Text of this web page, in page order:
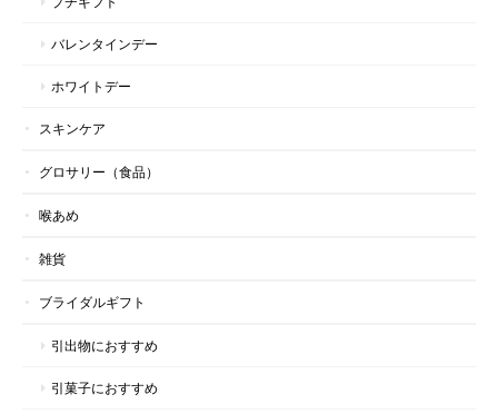
バレンタインデー
ホワイトデー
スキンケア
グロサリー（食品）
喉あめ
雑貨
ブライダルギフト
引出物におすすめ
引菓子におすすめ